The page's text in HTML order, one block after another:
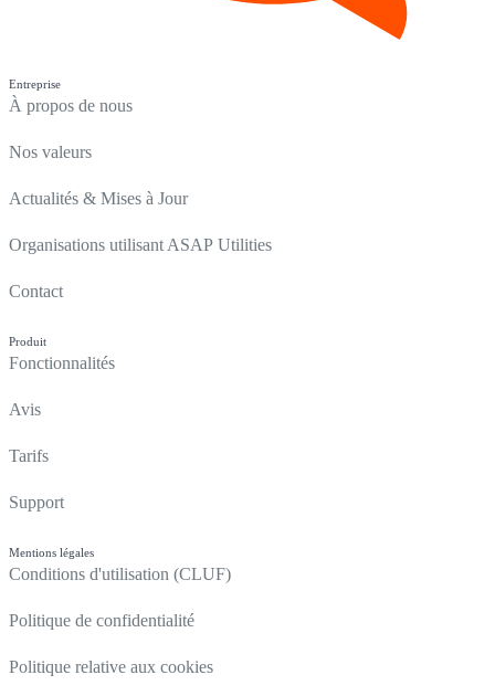
Entreprise
À propos de nous
Nos valeurs
Actualités & Mises à Jour
Organisations utilisant ASAP Utilities
Contact
Produit
Fonctionnalités
Avis
Tarifs
Support
Mentions légales
Conditions d'utilisation (CLUF)
Politique de confidentialité
Politique relative aux cookies